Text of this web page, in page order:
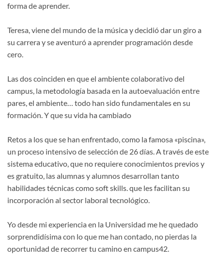
forma de aprender.
Teresa, viene del mundo de la música y decidió dar un giro a
su carrera y se aventuró a aprender programación desde
cero.
Las dos coinciden en que el ambiente colaborativo del
campus, la metodología basada en la autoevaluación entre
pares, el ambiente… todo han sido fundamentales en su
formación. Y que su vida ha cambiado
Retos a los que se han enfrentado, como la famosa «piscina»,
un proceso intensivo de selección de 26 días. A través de este
sistema educativo, que no requiere conocimientos previos y
es gratuito, las alumnas y alumnos desarrollan tanto
habilidades técnicas como soft skills. que les facilitan su
incorporación al sector laboral tecnológico.
Yo desde mi experiencia en la Universidad me he quedado
sorprendidísima con lo que me han contado, no pierdas la
oportunidad de recorrer tu camino en campus42.